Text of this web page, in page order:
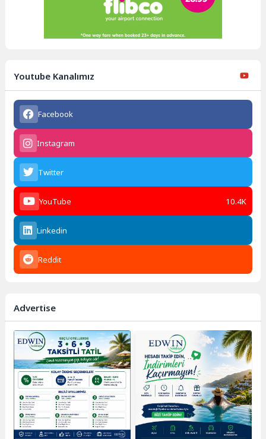
Youtube Kanalımız
Facebook
Instagram
Twitter
YouTube 10.4K
Linkedin
Reddit
Advertise